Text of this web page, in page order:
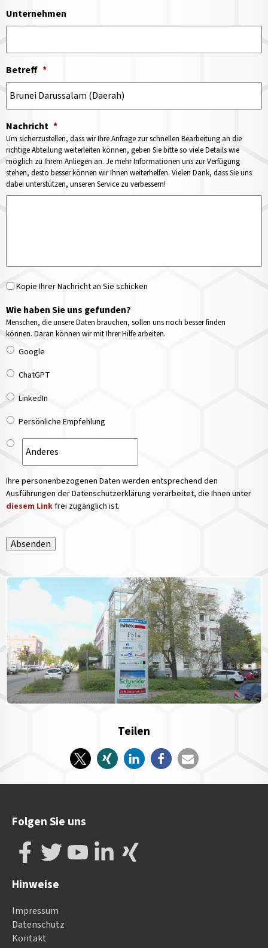
Unternehmen
Betreff *
Nachricht *
Um sicherzustellen, dass wir Ihre Anfrage zur schnellen Bearbeitung an die
richtige Abteilung weiterleiten können, geben Sie bitte so viele Details wie
möglich zu Ihrem Anliegen an. Je mehr Informationen uns zur Verfügung
stehen, desto besser können wir Ihnen weiterhelfen. Vielen Dank, dass Sie uns
dabei unterstützen, unseren Service zu verbessern!
Kopie Ihrer Nachricht an Sie schicken
Wie haben Sie uns gefunden?
Menschen, die unsere Daten brauchen, sollen uns noch besser finden
können. Daran können wir mit Ihrer Hilfe arbeiten.
Google
ChatGPT
LinkedIn
Persönliche Empfehlung
Ihre personenbezogenen Daten werden entsprechend den
Ausführungen der Datenschutzerklärung verarbeitet, die Ihnen unter
diesem Linkfrei zugänglich ist.
Absenden
Teilen
Folgen Sie uns
Hinweise
Impressum
Datenschutz
Kontakt